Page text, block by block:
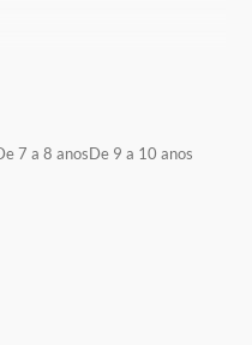
7 a 8 anosDe 9 a 10 anos